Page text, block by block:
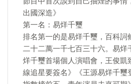
出國深造》
第一名：易烊千璽
排名第一的是易烊千璽，百科詞
二十二萬一千七百三十六。易烊
烊千璽首場個人演唱會，王俊凱
線追星要簽名》《王源易烊千璽